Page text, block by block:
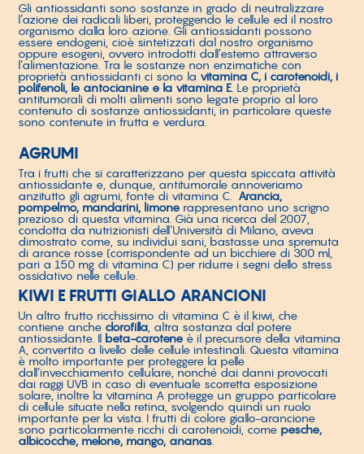
Gli antiossidanti sono sostanze in grado di neutralizzare
l’azione dei radicali liberi, proteggendo le cellule ed il nostro
organismo dalla loro azione. Gli antiossidanti possono
essere endogeni, cioè sintetizzati dal nostro organismo
oppure esogeni, ovvero introdotti dall’esterno attraverso
l’alimentazione. Tra le sostanze non enzimatiche con
proprietà antiossidanti ci sono la vitamina C, i carotenoidi, i
polifenoli, le antocianine e la vitamina E. Le proprietà
antitumorali di molti alimenti sono legate proprio al loro
contenuto di sostanze antiossidanti, in particolare queste
sono contenute in frutta e verdura.
AGRUMI
Tra i frutti che si caratterizzano per questa spiccata attività
antiossidante e, dunque, antitumorale annoveriamo
anzitutto gli agrumi, fonte di vitamina C. Arancia,
pompelmo, mandarini, limone rappresentano uno scrigno
prezioso di questa vitamina. Già una ricerca del 2007,
condotta da nutrizionisti dell’Università di Milano, aveva
dimostrato come, su individui sani, bastasse una spremuta
di arance rosse (corrispondente ad un bicchiere di 300 ml,
pari a 150 mg di vitamina C) per ridurre i segni dello stress
ossidativo nelle cellule.
KIWI E FRUTTI GIALLO ARANCIONI
Un altro frutto ricchissimo di vitamina C è il kiwi, che
contiene anche clorofilla, altra sostanza dal potere
antiossidante. Il beta-carotene è il precursore della vitamina
A, convertito a livello delle cellule intestinali. Questa vitamina
è molto importante per proteggere la pelle
dall’invecchiamento cellulare, nonché dai danni provocati
dai raggi UVB in caso di eventuale scorretta esposizione
solare, inoltre la vitamina A protegge un gruppo particolare
di cellule situate nella retina, svolgendo quindi un ruolo
importante per la vista. I frutti di colore giallo-arancione
sono particolarmente ricchi di carotenoidi, come pesche,
albicocche, melone, mango, ananas.